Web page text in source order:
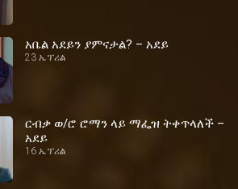
አቤል አደይን ያምናታል? – አደይ
23 ኤፕሪል
ርብቃ ወ/ሮ ሮማን ላይ ማፌዝ ትቀጥላለች –
አደይ
16 ኤፕሪል